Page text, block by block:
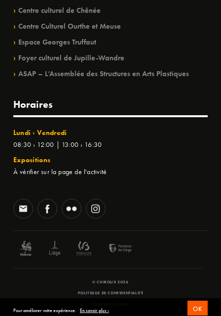
Centre culturel de Chênée
Centre Culturel Ourthe et Meuse
Espace Georges Truffaut
Foyer culturel de Jupille-Wandre
ASAP – L’Assemblée des Structures en Arts Plastiques
Horaires
Lundi › Vendredi
08:30 › 12:00 | 13:00 › 16:30
Expositions
À vérifier sur la page de l'activité
© CHIROUX 2026
POLITIQUE DE CONFIDENTIALITÉ
Pour améliorer votre expérience. En savoir plus › OK